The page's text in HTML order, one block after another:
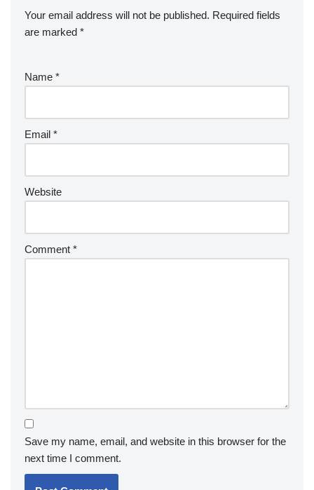
Your email address will not be published. Required fields
are marked *
Name *
Email *
Website
Comment *
Save my name, email, and website in this browser for the
next time I comment.